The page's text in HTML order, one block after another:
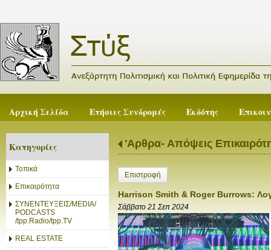
Αρχική Σελίδα Ετήσιες Συνδρομές Εκδότης
Κατηγορίες
Τοπικά
Επικαιρότητα
ΣΥΝΕΝΤΕΥΞΕΙΣ/MEDIA/
PODCASTS
/tpp.Radio/tpp.TV
REAL ESTATE
'Αρθρα- Απόψεις
Επιστροφή
Harrison Smith & Roger Burrows:
Σάββατο 21 Σεπ 2024